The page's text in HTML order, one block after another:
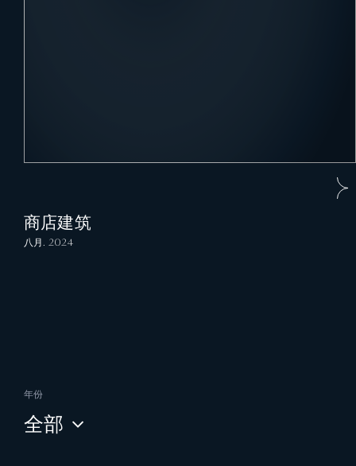
商店建筑
八月. 2024
年份
全部